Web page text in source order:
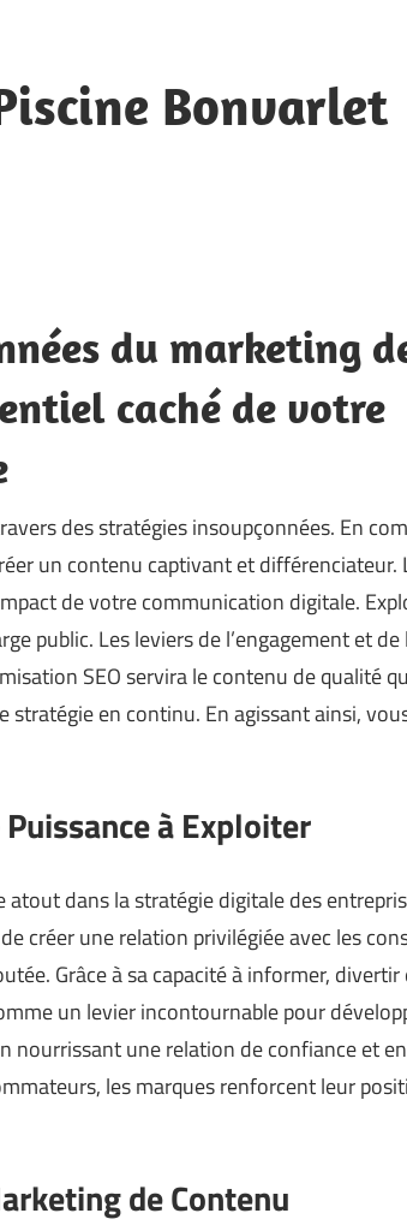
Bonvarlet
du marketing
caché de votre
des stratégies insoupçonnées. En
un contenu captivant et différenciateur.
de votre communication digitale.
public. Les leviers de l’engagement et de
SEO servira le contenu de qualité
en continu. En agissant ainsi,
à Exploiter
dans la stratégie digitale des
créer une relation privilégiée avec les
Grâce à sa capacité à informer,
un levier incontournable pour
nourrissant une relation de confiance et
les marques renforcent leur
de Contenu